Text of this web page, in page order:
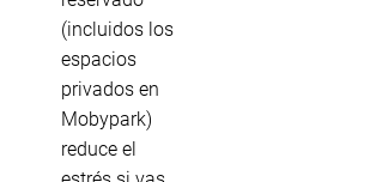
(incluidos los
espacios
privados en
Mobypark)
reduce el